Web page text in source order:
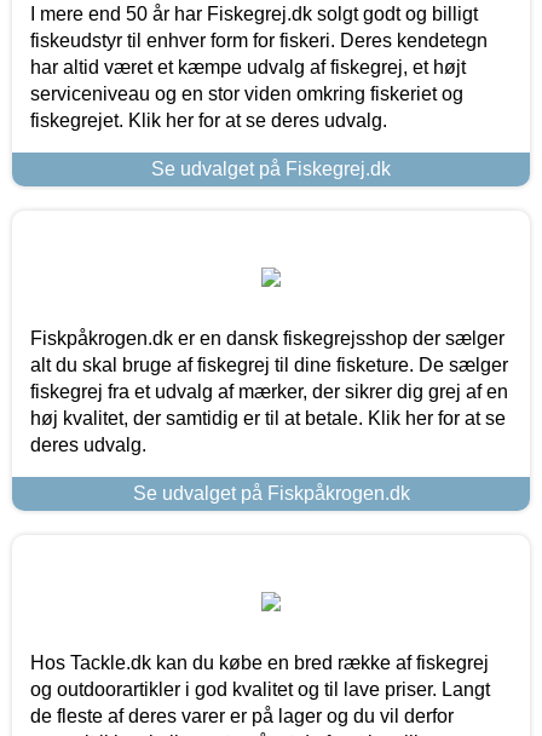
I mere end 50 år har Fiskegrej.dk solgt godt og billigt
fiskeudstyr til enhver form for fiskeri. Deres kendetegn
har altid været et kæmpe udvalg af fiskegrej, et højt
serviceniveau og en stor viden omkring fiskeriet og
fiskegrejet. Klik her for at se deres udvalg.
Se udvalget på Fiskegrej.dk
Fiskpåkrogen.dk er en dansk fiskegrejsshop der sælger
alt du skal bruge af fiskegrej til dine fisketure. De sælger
fiskegrej fra et udvalg af mærker, der sikrer dig grej af en
høj kvalitet, der samtidig er til at betale. Klik her for at se
deres udvalg.
Se udvalget på Fiskpåkrogen.dk
Hos Tackle.dk kan du købe en bred række af fiskegrej
og outdoorartikler i god kvalitet og til lave priser. Langt
de fleste af deres varer er på lager og du vil derfor